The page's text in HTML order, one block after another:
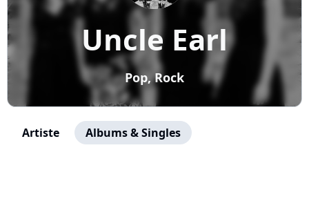
Uncle Earl
Pop, Rock
Artiste Albums & Singles